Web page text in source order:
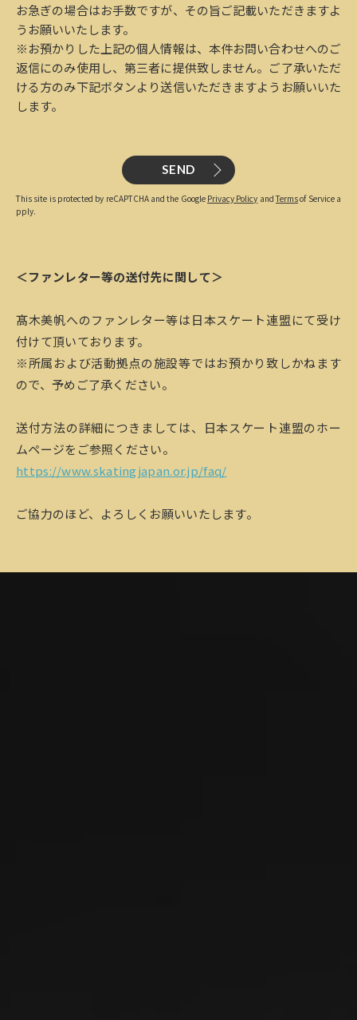
お急ぎの場合はお手数ですが、その旨ご記載いただきますよ
うお願いいたします。
※お預かりした上記の個人情報は、本件お問い合わせへのご
返信にのみ使用し、第三者に提供致しません。ご了承いただ
ける方のみ下記ボタンより送信いただきますようお願いいた
します。
SEND
This site is protected by reCAPTCHA and the Google Privacy Policy andTermsof Service a
pply.
＜ファンレター等の送付先に関して＞
髙木美帆へのファンレター等は日本スケート連盟にて受け
付けて頂いております。
※所属および活動拠点の施設等ではお預かり致しかねます
ので、予めご了承ください。
送付方法の詳細につきましては、日本スケート連盟のホー
ムページをご参照ください。
https://www.skatingjapan.or.jp/faq/
ご協力のほど、よろしくお願いいたします。